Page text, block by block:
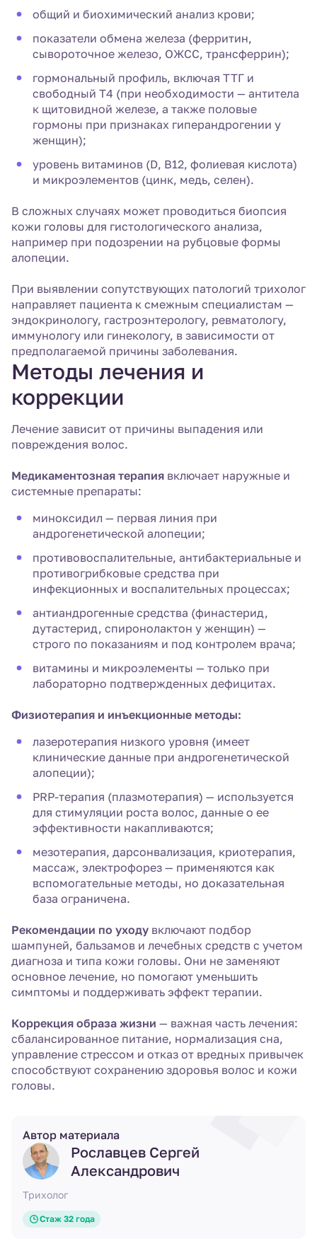
общий и биохимический анализ крови;
показатели обмена железа (ферритин,
сывороточное железо, ОЖСС, трансферрин);
гормональный профиль, включая ТТГ и
свободный Т4 (при необходимости — антитела
к щитовидной железе, а также половые
гормоны при признаках гиперандрогении у
женщин);
уровень витаминов (D, B12, фолиевая кислота)
и микроэлементов (цинк, медь, селен).
В сложных случаях может проводиться биопсия
кожи головы для гистологического анализа,
например при подозрении на рубцовые формы
алопеции.
При выявлении сопутствующих патологий трихолог
направляет пациента к смежным специалистам —
эндокринологу, гастроэнтерологу, ревматологу,
иммунологу или гинекологу, в зависимости от
предполагаемой причины заболевания.
Методы лечения и
коррекции
Лечение зависит от причины выпадения или
повреждения волос.
Медикаментозная терапия включает наружные и
системные препараты:
миноксидил — первая линия при
андрогенетической алопеции;
противовоспалительные, антибактериальные и
противогрибковые средства при
инфекционных и воспалительных процессах;
антиандрогенные средства (финастерид,
дутастерид, спиронолактон у женщин) —
строго по показаниям и под контролем врача;
витамины и микроэлементы — только при
лабораторно подтвержденных дефицитах.
Физиотерапия и инъекционные методы:
лазеротерапия низкого уровня (имеет
клинические данные при андрогенетической
алопеции);
PRP-терапия (плазмотерапия) — используется
для стимуляции роста волос, данные о ее
эффективности накапливаются;
мезотерапия, дарсонвализация, криотерапия,
массаж, электрофорез — применяются как
вспомогательные методы, но доказательная
база ограничена.
Рекомендации по уходу включают подбор
шампуней, бальзамов и лечебных средств с учетом
диагноза и типа кожи головы. Они не заменяют
основное лечение, но помогают уменьшить
симптомы и поддерживать эффект терапии.
Коррекция образа жизни — важная часть лечения:
сбалансированное питание, нормализация сна,
управление стрессом и отказ от вредных привычек
способствуют сохранению здоровья волос и кожи
головы.
Трихолог
Рославцев Сергей
Александрович
Стаж 32 года
Автор материала